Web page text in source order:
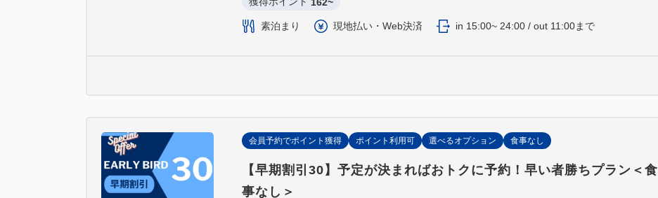
素泊まり 現地払い・Web決済 in 15:00~ 24:00 / out 11:00まで
会員予約でポイント獲得 ポイント利用可 選べるオプション 食事なし
【早期割引30】予定が決まればおトクに予約！早い者勝ちプラン＜食
事なし＞